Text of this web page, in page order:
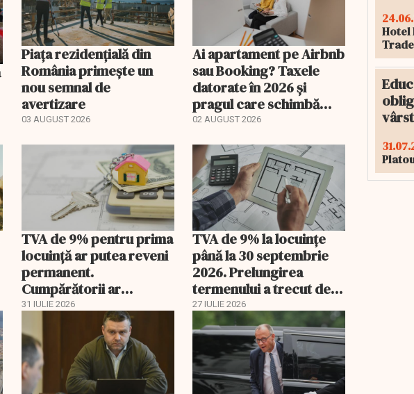
Piața rezidențială din
România primește un
nou semnal de
avertizare
03 AUGUST 2026
Ai apartament pe Airbnb
sau Booking? Taxele
datorate în 2026 și
pragul care schimbă
regimul fiscal
02 AUGUST 2026
TVA de 9% pentru prima
locuință ar putea reveni
permanent.
Cumpărătorii ar
economisi zeci de mii de
31 IULIE 2026
TVA de 9% la locuințe
până la 30 septembrie
2026. Prelungirea
termenului a trecut de
comisia din Parlament
27 IULIE 2026
Hotel